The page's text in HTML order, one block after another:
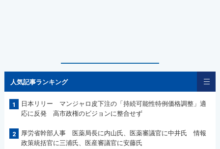
人気記事ランキング
1
日本リリー マンジャロ皮下注の「持続可能性特例価格調整」適
応に反発 高市政権のビジョンに整合せず
2
厚労省幹部人事 医薬局長に内山氏、医薬審議官に中井氏 情報
政策統括官に三浦氏、医産審議官に安藤氏